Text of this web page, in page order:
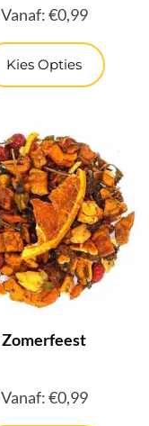
Vanaf:€0,99
Kies Opties
Zomerfeest
Vanaf:€0,99